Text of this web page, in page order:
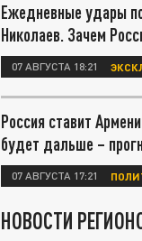
Ежедневные удары
Николаев. Зачем
07 АВГУСТА 18:21
Россия ставит
будет дальше –
07 АВГУСТА 17:21
НОВОСТИ